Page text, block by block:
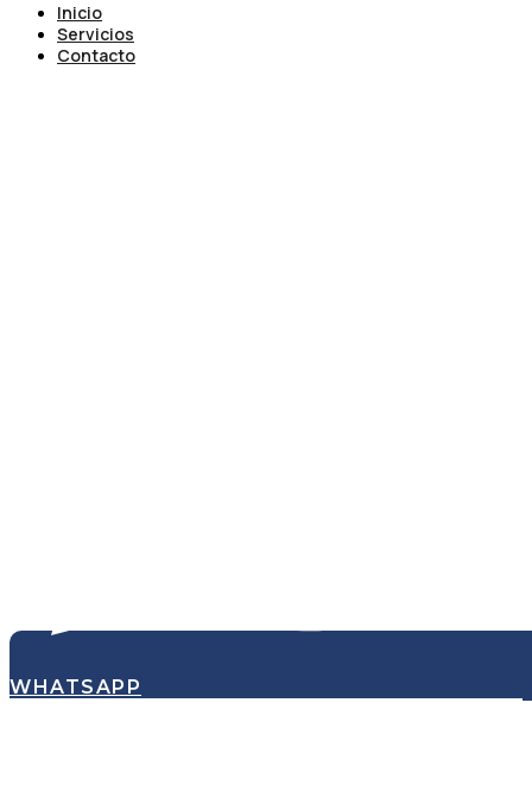
Inicio
Servicios
Contacto
WHATSAPP